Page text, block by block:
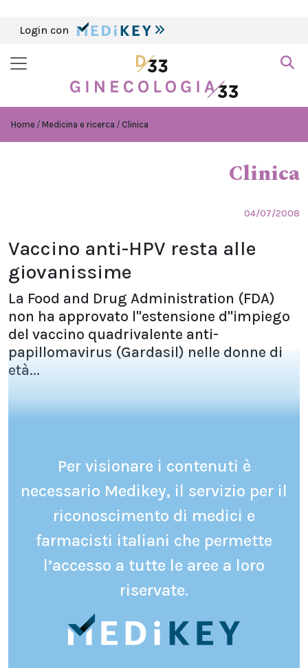
Login con
Home Medicina e ricerca Clinica
Clinica
04/07/2008
Vaccino anti-HPV resta alle
giovanissime
La Food and Drug Administration (FDA)
non ha approvato l''estensione d''impiego
del vaccino quadrivalente anti-
papillomavirus (Gardasil) nelle donne di
età...
Per visionare i contenuti è
necessario Medikey, il servizio per il
riconoscimento di medici e
farmacisti italiani che permette
l’accesso a tutte le aree a loro
riservate.